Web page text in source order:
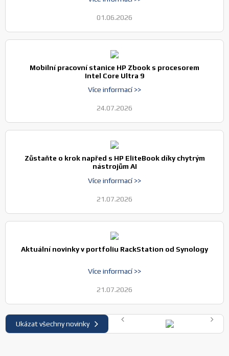
01.06.2026
Mobilní pracovní stanice HP Zbook s procesorem
Intel Core Ultra 9
Více informací >>
24.07.2026
Zůstaňte o krok napřed s HP EliteBook díky chytrým
nástrojům AI
Více informací >>
21.07.2026
Aktuální novinky v portfoliu RackStation od Synology
Více informací >>
21.07.2026
Ukázat všechny novinky